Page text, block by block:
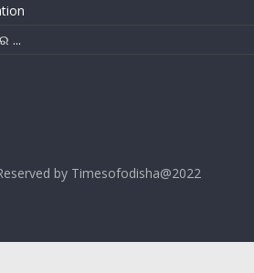
...
by Timesofodisha@2022